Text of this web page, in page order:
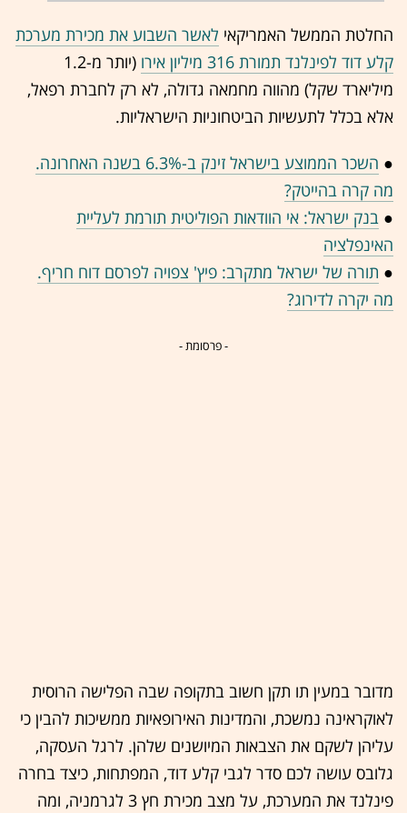
החלטת הממשל האמריקאי לאשר השבוע את מכירת מערכת
קלע דוד לפינלנד תמורת 316 מיליון אירו
(יותר מ-1.2
מיליארד שקל) מהווה מחמאה גדולה, לא רק לחברת רפאל,
אלא בכלל לתעשיות הביטחוניות הישראליות.
●
השכר הממוצע בישראל זינק ב-6.3% בשנה האחרונה.
מה קרה בהייטק?
● בנק ישראל: אי הוודאות הפוליטית תורמת לעליית
האינפלציה
● תורה של ישראל מתקרב: פיץ' צפויה לפרסם דוח חריף.
מה יקרה לדירוג?
- פרסומת -
מדובר במעין תו תקן חשוב בתקופה שבה הפלישה הרוסית
לאוקראינה נמשכת, והמדינות האירופאיות ממשיכות להבין כי
עליהן לשקם את הצבאות המיושנים שלהן. לרגל העסקה,
גלובס עושה לכם סדר לגבי קלע דוד, המפתחות, כיצד בחרה
פינלנד את המערכת, על מצב מכירת חץ 3 לגרמניה, ומה